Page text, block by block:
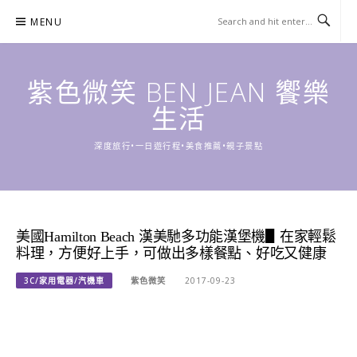
content
MENU
紫色微笑 BEN JEAN 饗樂
生活
深度旅行•一日遊行程•美食推薦•親子景點
美國Hamilton Beach 漢美馳多功能漢堡機▋在家輕鬆
料理，方便好上手，可做出多樣餐點、好吃又健康
3C/家用電器/汽機車 紫色微笑 2017-09-23